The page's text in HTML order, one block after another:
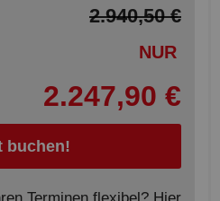
2.940,50 €
NUR
2.247,90 €
buchen!